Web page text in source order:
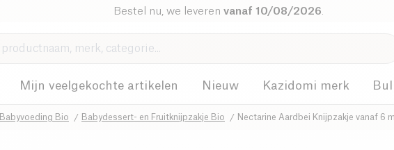
Bestel nu, we leveren vanaf 10/08/2026
Mijn veelgekochte artikelen Nieuw Kazidomi merk
Babyvoeding Bio Babydessert- en Fruitknijpzakje Bio Nectarine Aardbei Knijpzakje vanaf 6